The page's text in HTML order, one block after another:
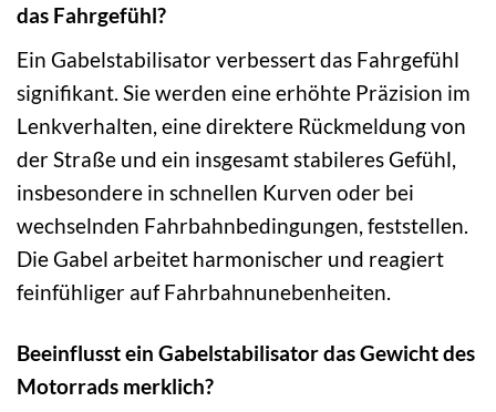
das Fahrgefühl?
Ein Gabelstabilisator verbessert das Fahrgefühl
signifikant. Sie werden eine erhöhte Präzision im
Lenkverhalten, eine direktere Rückmeldung von
der Straße und ein insgesamt stabileres Gefühl,
insbesondere in schnellen Kurven oder bei
wechselnden Fahrbahnbedingungen, feststellen.
Die Gabel arbeitet harmonischer und reagiert
feinfühliger auf Fahrbahnunebenheiten.
Beeinflusst ein Gabelstabilisator das Gewicht des
Motorrads merklich?